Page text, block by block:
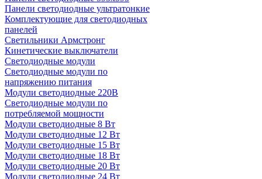
Панели светодиодные ультратонкие
Комплектующие для светодиодных
панелей
Светильники Армстронг
Кинетические выключатели
Светодиодные модули
Светодиодные модули по
напряжению питания
Модули светодиодные 220В
Светодиодные модули по
потребляемой мощности
Модули светодиодные 8 Вт
Модули светодиодные 12 Вт
Модули светодиодные 15 Вт
Модули светодиодные 18 Вт
Модули светодиодные 20 Вт
Модули светодиодные 24 Вт